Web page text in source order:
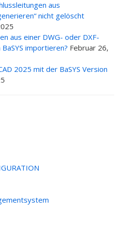
aus
nicht gelöscht
aus einer DWG- oder DXF-
importieren? Februar 26,
2025 mit der BaSYS Version